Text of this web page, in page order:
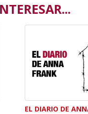
EL DIARIO DE